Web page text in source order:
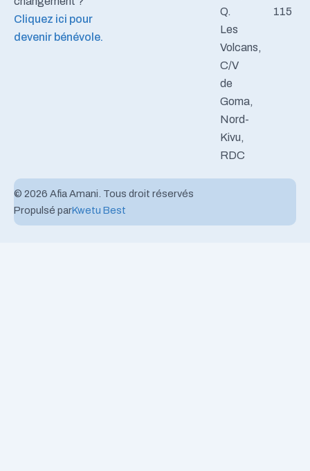
Cliquez ici pour
devenir bénévole.
Q.
Les
Volcans,
C/V
de
Goma,
Nord-
Kivu,
RDC
115
© 2026 Afia Amani. Tous droit réservés
Propulsé parKwetu Best